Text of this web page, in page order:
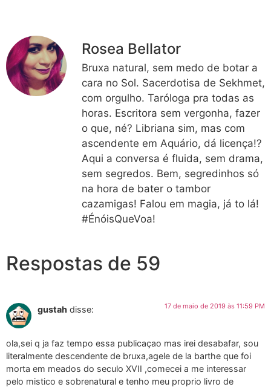
Rosea Bellator
Bruxa natural, sem medo de botar a
cara no Sol. Sacerdotisa de Sekhmet,
com orgulho. Taróloga pra todas as
horas. Escritora sem vergonha, fazer
o que, né? Libriana sim, mas com
ascendente em Aquário, dá licença!?
Aqui a conversa é fluida, sem drama,
sem segredos. Bem, segredinhos só
na hora de bater o tambor
cazamigas! Falou em magia, já to lá!
#ÉnóisQueVoa!
Respostas de 59
gustah disse: 17 de maio de 2019 às 11:59 PM
ola,sei q ja faz tempo essa publicaçao mas irei desabafar, sou
literalmente descendente de bruxa,agele de la barthe que foi
morta em meados do seculo XVII ,comecei a me interessar
pelo mistico e sobrenatural e tenho meu proprio livro de